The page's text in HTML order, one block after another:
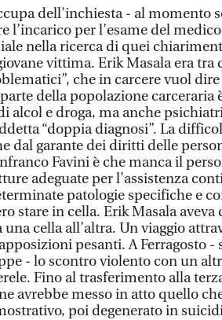
dell’inchiesta - al momento
l’incarico per l’esame del
nella ricerca di quei
vittima. Erik Masala era tra
che in carcere vuol
della popolazione carceraria
alcol e droga, ma anche
“doppia diagnosi”. La
dal garante dei diritti delle
Favini è che manca il
adeguate per l’assistenza
patologie specifiche e
stare in cella. Erik Masala aveva
una cella all’altra. Un viaggio
pesanti. A Ferragosto -
- lo scontro violento con un
Fino al trasferimento alla
avrebbe messo in atto quello
poi degenerato in